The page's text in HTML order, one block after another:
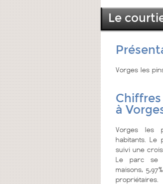
Le
Vorges les
à
Vorges les
habitants. Le
suivi une
Le parc se
maisons,
propriétaires.